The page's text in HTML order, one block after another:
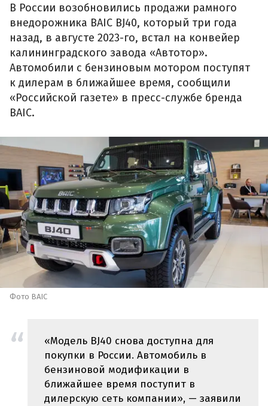
В России возобновились продажи рамного
внедорожника BAIC BJ40, который три года
назад, в августе 2023-го, встал на конвейер
калининградского завода «Автотор».
Автомобили с бензиновым мотором поступят
к дилерам в ближайшее время, сообщили
«Российской газете» в пресс-службе бренда
BAIC.
Фото BAIC
«Модель BJ40 снова доступна для
покупки в России. Автомобиль в
бензиновой модификации в
ближайшее время поступит в
дилерскую сеть компании», — заявили